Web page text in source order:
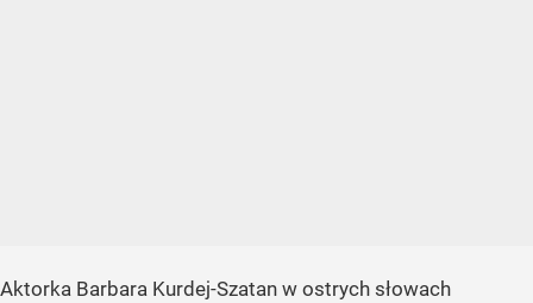
Aktorka Barbara Kurdej-Szatan w ostrych słowach